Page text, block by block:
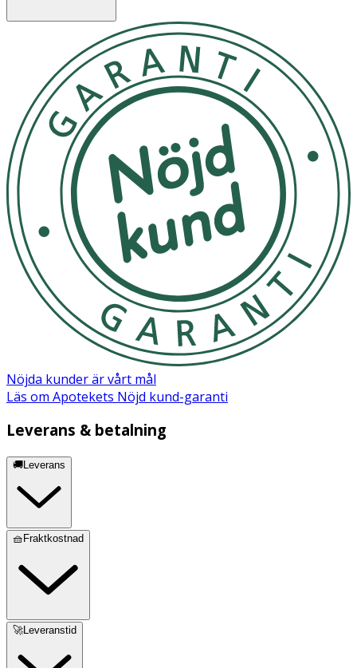
Nöjda kunder är vårt mål
Läs om Apotekets Nöjd kund-garanti
Leverans & betalning
🚚Leverans
🧺Fraktkostnad
🚀Leveranstid